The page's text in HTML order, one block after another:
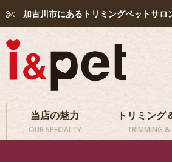
加古川市にあるトリミングペットサロ
当店の魅力
OUR SPECIALTY
トリミング
TRIMMING &